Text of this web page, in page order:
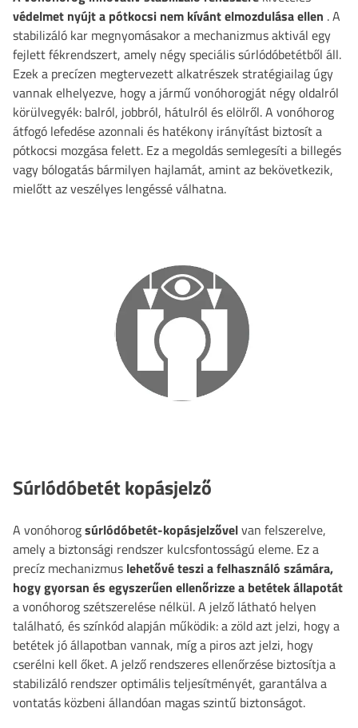
védelmet nyújt a pótkocsi nem kívánt elmozdulása ellen . A
stabilizáló kar megnyomásakor a mechanizmus aktivál egy
fejlett fékrendszert, amely négy speciális súrlódóbetétből áll.
Ezek a precízen megtervezett alkatrészek stratégiailag úgy
vannak elhelyezve, hogy a jármű vonóhorogját négy oldalról
körülvegyék: balról, jobbról, hátulról és elölről. A vonóhorog
átfogó lefedése azonnali és hatékony irányítást biztosít a
pótkocsi mozgása felett. Ez a megoldás semlegesíti a billegés
vagy bólogatás bármilyen hajlamát, amint az bekövetkezik,
mielőtt az veszélyes lengéssé válhatna.
Súrlódóbetét kopásjelző
A vonóhorogsúrlódóbetét-kopásjelzővelvan felszerelve,
amely a biztonsági rendszer kulcsfontosságú eleme. Ez a
precíz mechanizmus lehetővé teszi a felhasználó számára,
hogy gyorsan és egyszerűen ellenőrizze a betétek állapotát
a vonóhorog szétszerelése nélkül. A jelző látható helyen
található, és színkód alapján működik: a zöld azt jelzi, hogy a
betétek jó állapotban vannak, míg a piros azt jelzi, hogy
cserélni kell őket. A jelző rendszeres ellenőrzése biztosítja a
stabilizáló rendszer optimális teljesítményét, garantálva a
vontatás közbeni állandóan magas szintű biztonságot.